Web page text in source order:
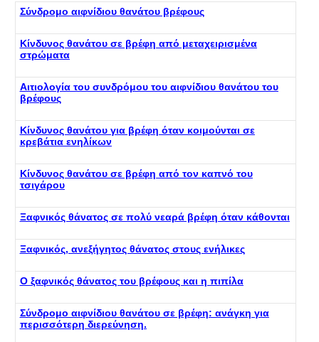
Σύνδρομο αιφνίδιου θανάτου βρέφους
Κίνδυνος θανάτου σε βρέφη από μεταχειρισμένα
στρώματα
Αιτιολογία του συνδρόμου του αιφνίδιου θανάτου του
βρέφους
Κίνδυνος θανάτου για βρέφη όταν κοιμούνται σε
κρεβάτια ενηλίκων
Κίνδυνος θανάτου σε βρέφη από τον καπνό του
τσιγάρου
Ξαφνικός θάνατος σε πολύ νεαρά βρέφη όταν κάθονται
Ξαφνικός, ανεξήγητος θάνατος στους ενήλικες
Ο ξαφνικός θάνατος του βρέφους και η πιπίλα
Σύνδρομο αιφνίδιου θανάτου σε βρέφη: ανάγκη για
περισσότερη διερεύνηση.